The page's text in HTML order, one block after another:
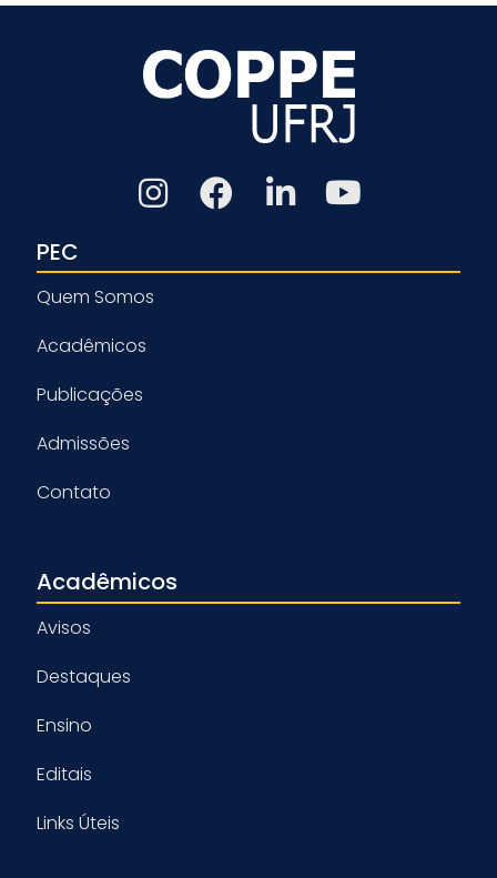
PEC
Quem Somos
Acadêmicos
Publicações
Admissões
Contato
Acadêmicos
Avisos
Destaques
Ensino
Editais
Links Úteis